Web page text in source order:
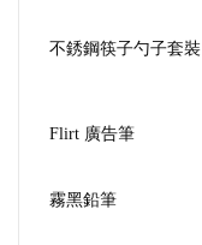
不銹鋼筷子勺子套裝
Flirt 廣告筆
霧黑鉛筆